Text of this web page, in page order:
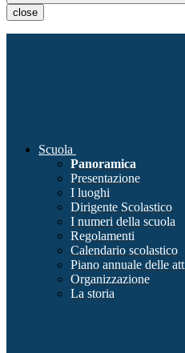
close
Scuola
Panoramica
Presentazione
I luoghi
Dirigente Scolastico
I numeri della scuola
Regolamenti
Calendario scolastico
Piano annuale delle
Organizzazione
La storia